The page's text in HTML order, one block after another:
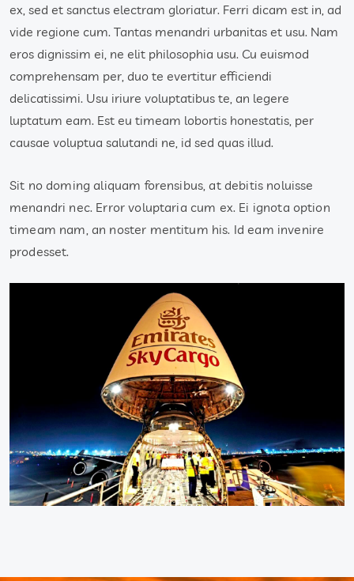
ex, sed et sanctus electram gloriatur. Ferri dicam est in, ad
vide regione cum. Tantas menandri urbanitas et usu. Nam
eros dignissim ei, ne elit philosophia usu. Cu euismod
comprehensam per, duo te evertitur efficiendi
delicatissimi. Usu iriure voluptatibus te, an legere
luptatum eam. Est eu timeam lobortis honestatis, per
causae voluptua salutandi ne, id sed quas illud.
Sit no doming aliquam forensibus, at debitis noluisse
menandri nec. Error voluptaria cum ex. Ei ignota option
timeam nam, an noster mentitum his. Id eam invenire
prodesset.